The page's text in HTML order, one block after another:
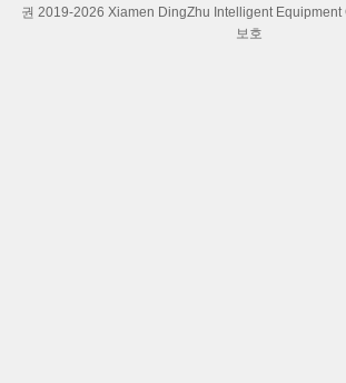
권 2019-2026 Xiamen DingZhu Intelligent Equipment Co.,Ltd 모두 모든 권리
보호